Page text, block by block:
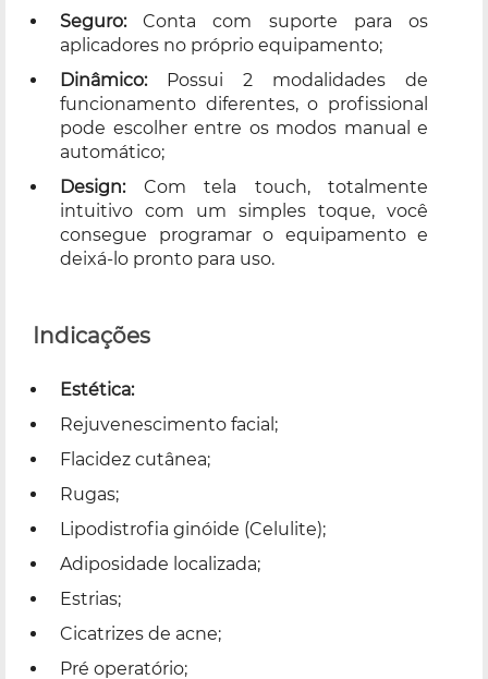
Seguro:Conta com suporte para os
aplicadores no próprio equipamento;
Dinâmico:Possui 2 modalidades de
funcionamento diferentes, o profissional
pode escolher entre os modos manual e
automático;
Design:Com tela touch, totalmente
intuitivo com um simples toque, você
consegue programar o equipamento e
deixá-lo pronto para uso.
Indicações
Estética:
Rejuvenescimento facial;
Flacidez cutânea;
Rugas;
Lipodistrofia ginóide (Celulite);
Adiposidade localizada;
Estrias;
Cicatrizes de acne;
Pré operatório;